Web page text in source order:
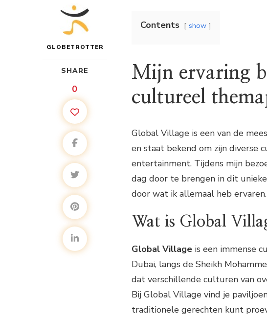
GLOBETROTTER
SHARE
0
Contents show
Mijn ervaring
cultureel
Global Village is een van de
en staat bekend om zijn diverse
entertainment. Tijdens mijn
dag door te brengen in dit
door wat ik allemaal heb ervaren.
Wat is Global
Global Village is een immense
Dubai, langs de Sheikh
dat verschillende culturen van
Bij Global Village vind je
traditionele gerechten kunt